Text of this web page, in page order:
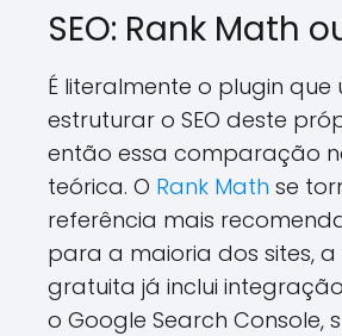
SEO: Rank Math
É literalmente o plugin
estruturar o SEO deste
então essa comparação
teórica. O Rank Math se
referência mais
para a maioria dos sites, a
gratuita já inclui
o Google Search Console,